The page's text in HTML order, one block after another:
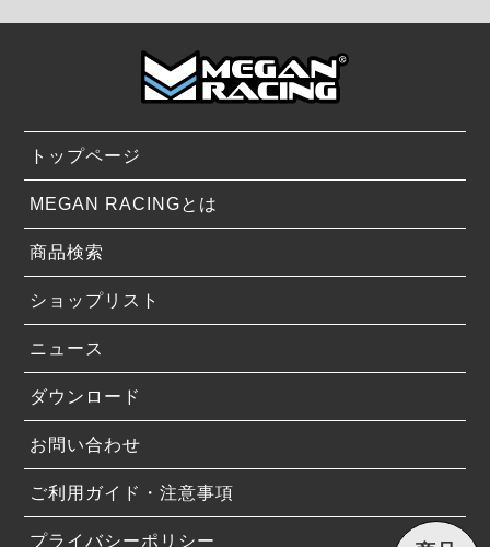
トップページ
MEGAN RACINGとは
商品検索
ショップリスト
ニュース
ダウンロード
お問い合わせ
ご利用ガイド・注意事項
プライバシーポリシー